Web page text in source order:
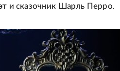
и сказочник Шарль Перро.